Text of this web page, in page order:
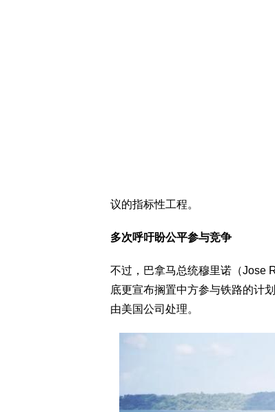
议的指标性工程。
多次呼吁盼公平参与竞争
不过，巴拿马总统穆里诺（Jose
底更宣布搁置中方参与铁路的计
由美国公司处理。